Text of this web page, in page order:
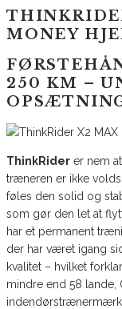
MONEY
250 KM –
ThinkRider er nem
træneren er ikke
føles den solid og
som gør den let at
har et permanent
der har været igang
kvalitet – hvilket
mindre end 58 lande,